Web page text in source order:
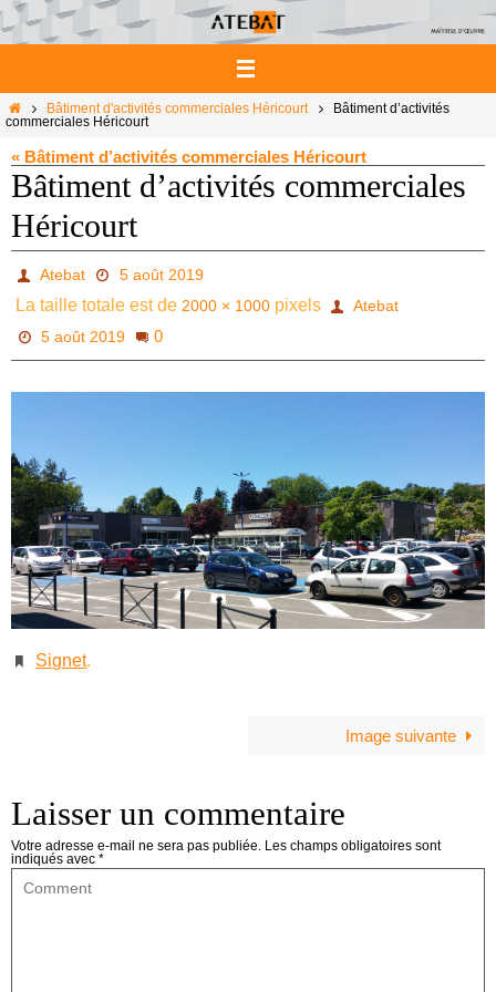
Passer
vers
le
HomeBâtiment d'activités commerciales Héricourt
Bâtiment d’activités
commerciales Héricourt
« Bâtiment d’activités commerciales Héricourt
Bâtiment d’activités commerciales
Héricourt
Atebat 5 août 2019
La taille totale est de 2000 × 1000 pixels
Atebat
5 août 2019
0
Signet.
Image suivante
Laisser un commentaire
Votre adresse e-mail ne sera pas publiée. Les champs obligatoires sont
indiqués avec *